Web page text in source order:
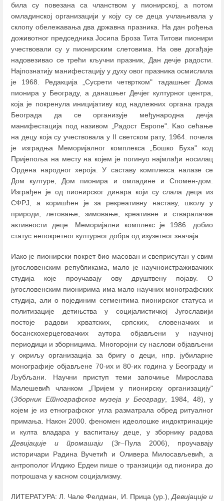
била су повезана са чланством у пионирској, а потом
омладинској организацији у коју су се деца учлањивала у
склопу обележавања два државна празника. На дан рођења
доживотног председника Јосипа Броза Тита Титови пионири
учествовали су у пионирским слетовима. На ове догађаје
надовезивао се трећи кључни празник, Дан дечје радости.
Најпознатију манифестацију у духу овог празника осмислила
је 1968. Редакција „Сусрети четвртком" тадашњег Дома
пионира у Београду, а данашњег Дечјег културног центра,
која је покренула иницијативу код надлежних органа града
Београда да се организује међународна дечја
манифестација под називом „Радост Европе". Kao сећање
на децу која су учествовала у II светском рату, 1964. почела
је изградња Меморијалног комплекса „Бошко Буха" код
Пријепоља на месту на којем је погинуо најмлађи носилац
Ордена народног хероја. У саставу комплекса налазе се
Дом културе, Дом пионира и омладине и Спомен-дом.
Изграђен је од пионирског динара који су слала деца из
СФРЈ, а коришћен је за рекреативну наставу, школу у
природи, летовање, зимовање, креативне и стваралачке
активности деце. Меморијални комплекс је 1986. добио
статус непокретног културног добра од изузетног значаја.
Иако је пионирски покрет био масован и свеприсутан у свим
југословенским републикама, мало је научноистраживачких
студија које проучавају ову друштвену појаву. О
југословенским пионирима има мало научних монографских
студија, али о појединим сегментима пионирског статуса и
политизације детињства у социјалистичкој Југославији
постоје радови хрватских, српских, словеначких и
босанскохерцеговачких аутора објављени у научној
периодици и зборницима. Многоројни су наслови објављени
у окриљу организација за бригу о деци, нпр. јубиларне
монографије објављене 70-их и 80-их година у Београду и
Љубљани. Научни приступ теми започиње Мирослава
Малешевић чланком „Пријем у пионирску организацију"
(Зборник Етнографског музеја у Београду, 1984, 48), у
којем је из етнографског угла разматрала обред ритуалног
примања. Након 2000. феномен идеолошке индоктринације
и култа владара у васпитању деце, у зборнику радова
Девијације и промашаји (Зг–Пула 2006), проучавају
историчари Радина Вучетић и Оливера Милосављевић, а
антрополог Илдико Ердеи пише о транзицији од пионира до
потрошача у касном социјализму.
ЛИТЕРАТУРА: Л. Чале Фелдман, И. Прица (ур.), Девијације и